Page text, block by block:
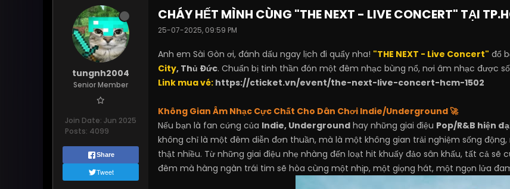
tungnh2004
Senior Member
Join Date: Jun 2025
Posts: 4099
Share
Tweet
CHÁY HẾT MÌNH CÙNG "THE NEXT - LIVE CONCERT" TẠI
25-07-2025, 09:59 PM
Anh em Sài Gòn ơi, đánh dấu ngay lịch đi quẩy nha! "THE NEXT - Live Concert" đổ
City, Thủ Đức. Chuẩn bị tinh thần đón một đêm nhạc bùng nổ, nơi âm nhạc được
Link mua vé: https://cticket.vn/event/the-next-live-concert-hcm-1502
Không Gian Âm Nhạc Cực Chất Cho Dân Chơi Indie/Underground🚀
Nếu bạn là fan cứng của Indie, Underground hay những giai điệu Pop/R&B hiện
không chỉ là một đêm diễn đơn thuần, mà là một không gian trải nghiệm sống
thật nhiều. Từ những giai điệu nhẹ nhàng đến loạt hit khuấy đảo sân khấu, tất cả
đêm mà hàng ngàn trái tim sẽ hòa cùng một nhịp, một giọng hát, một ngọn lửa